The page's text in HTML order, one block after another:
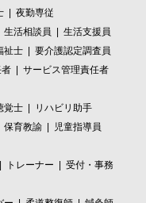
夜勤専従
生活相談員
生活支援員
祉士
要介護認定調査員
サービス管理責任者
覚士
リハビリ助手
保育教諭
児童指導員
トレーナー
受付・事務